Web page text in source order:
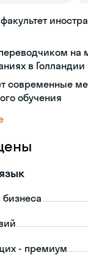
в
современные
обучения
- премиум